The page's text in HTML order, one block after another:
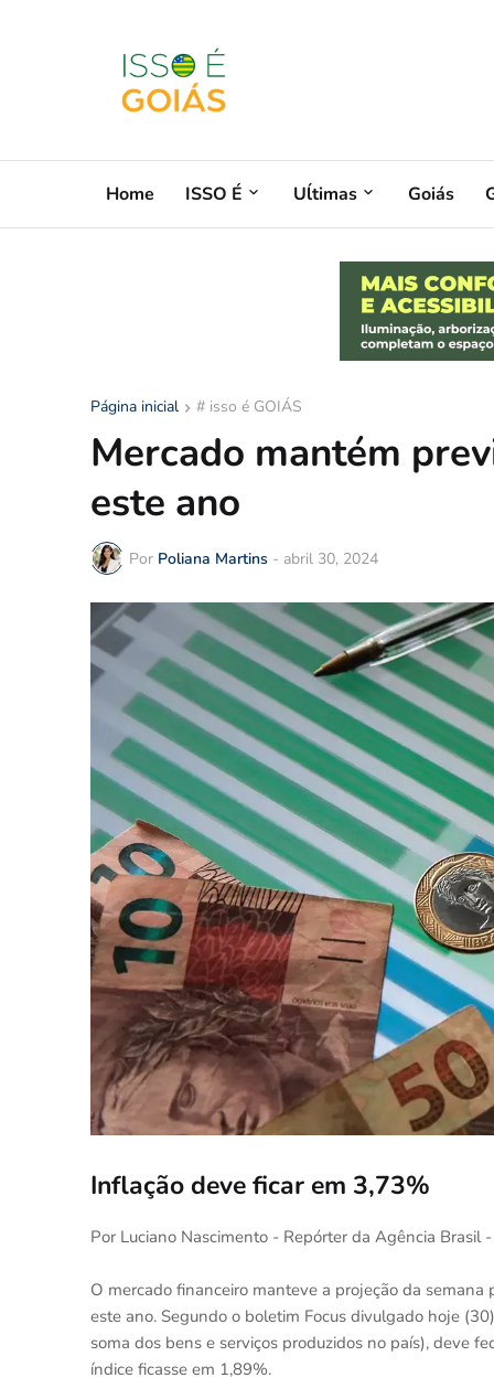
Home ISSO É Uĺtimas Goiás
Página inicial # isso é GOIÁS
Mercado mantém
este ano
Por Poliana Martins - abril 30, 2024
Inflação deve ficar em 3,73%
Por Luciano Nascimento - Repórter da Agência Brasil
O mercado financeiro manteve a projeção da
este ano. Segundo o boletim Focus divulgado hoje
soma dos bens e serviços produzidos no país), deve
índice ficasse em 1,89%.